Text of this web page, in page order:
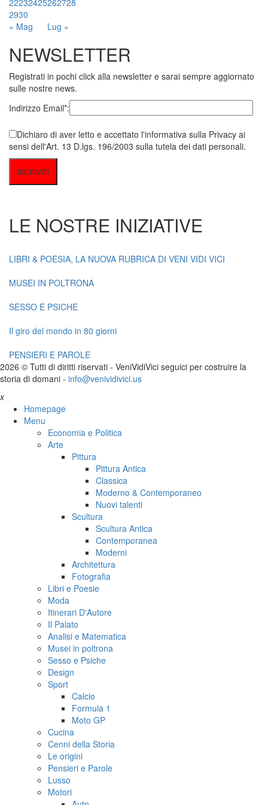
« Mag Lug »
22232425262728
2930
NEWSLETTER
Registrati in pochi click alla newsletter e sarai sempre aggiornato
sulle nostre news.
Indirizzo Email*:
Dichiaro di aver letto e accettato l'informativa sulla Privacy ai
sensi dell'Art. 13 D.lgs. 196/2003 sulla tutela dei dati personali.
LE NOSTRE INIZIATIVE
LIBRI & POESIA, LA NUOVA RUBRICA DI VENI VIDI VICI
MUSEI IN POLTRONA
SESSO E PSICHE
Il giro del mondo in 80 giorni
PENSIERI E PAROLE
2026 © Tutti di diritti riservati - VeniVidiVici seguici per costruire la
storia di domani - info@venividivici.us
x
Homepage
Menu
Economia e Politica
Arte
Pittura
Pittura Antica
Classica
Moderno & Contemporaneo
Nuovi talenti
Scultura
Scultura Antica
Contemporanea
Moderni
Architettura
Fotografia
Libri e Poesie
Moda
Itinerari D'Autore
Il Palato
Analisi e Matematica
Musei in poltrona
Sesso e Psiche
Design
Sport
Calcio
Formula 1
Moto GP
Cucina
Cenni della Storia
Le origini
Pensieri e Parole
Lusso
Motori